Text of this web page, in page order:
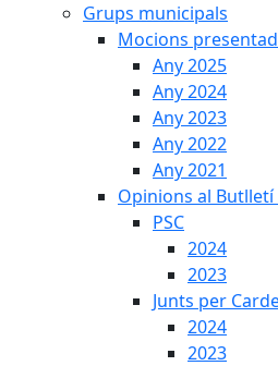
Grups municipals
Mocions
Any 2025
Any 2024
Any 2023
Any 2022
Any 2021
Opinions al Butlletí
PSC
2024
2023
Junts per
2024
2023